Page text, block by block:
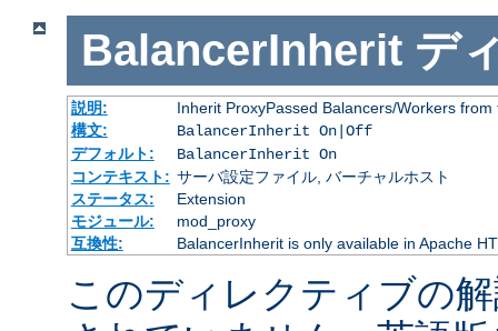
BalancerInherit デ
説明:
Inherit ProxyPassed Balancers/Workers
構文:
BalancerInherit On|Off
デフォルト:
BalancerInherit On
コンテキスト: サーバ設定ファイル, バーチャルホスト
ステータス:
Extension
モジュール:
mod_proxy
互換性:
BalancerInherit is only available in Apache
このディレクティブの